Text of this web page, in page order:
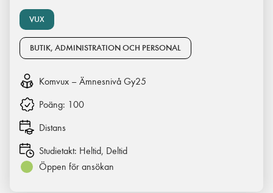
VUX
BUTIK, ADMINISTRATION OCH PERSONAL
Komvux – Ämnesnivå Gy25
Poäng: 100
Distans
Studietakt: Heltid, Deltid
Öppen för ansökan